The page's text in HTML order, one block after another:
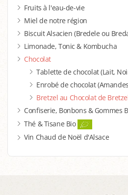
Fruits à l'eau-de-vie
Miel de notre région
Biscuit Alsacien (Bredele ou
Limonade, Tonic & Kombucha
Chocolat
Tablette de chocolat (Lait,
Enrobé de chocolat
Bretzel au Chocolat de
Confiserie, Bonbons & Gommes
Thé & Tisane Bio
Vin Chaud de Noël d'Alsace